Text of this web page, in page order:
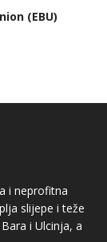
(EBU)
i neprofitna
slijepe i teže
i Ulcinja, a